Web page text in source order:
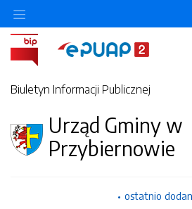
Biuletyn Informacji Publicznej
Urząd Gminy w
Przybiernowie
ostatnio